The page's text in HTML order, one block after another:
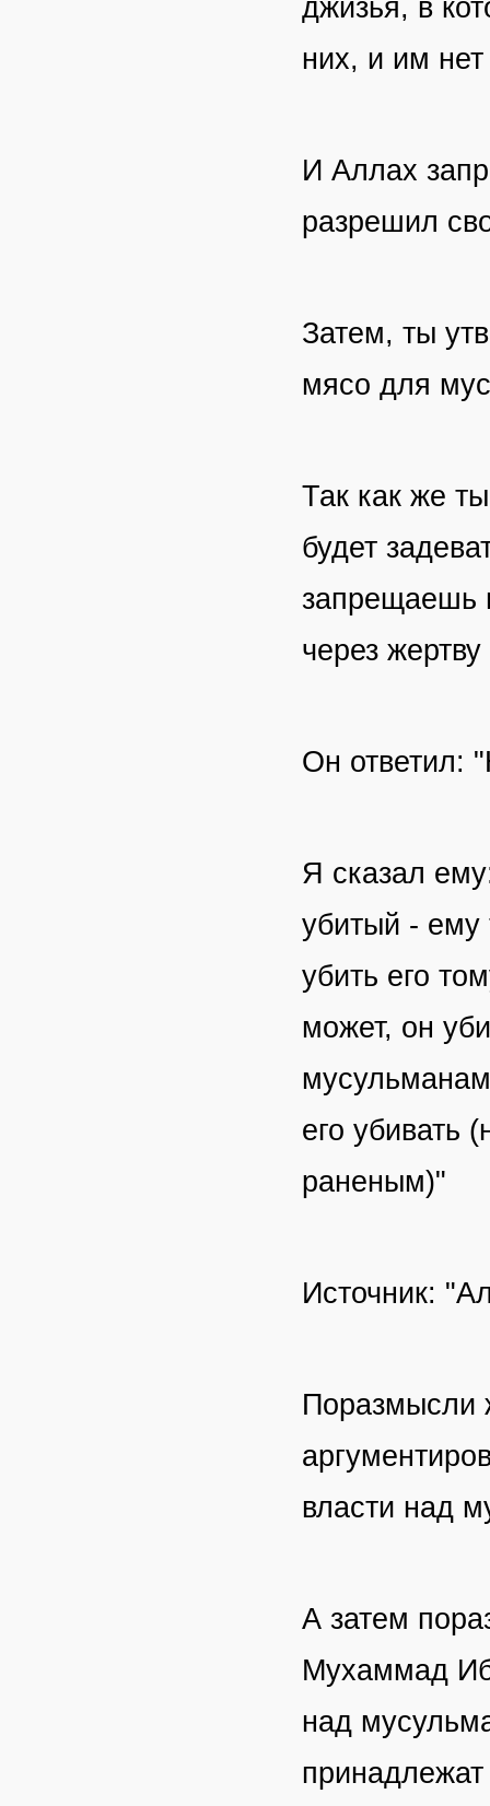
джизья, в
них, и им
И Аллах
разрешил
Затем, ты
мясо для
Так как же
будет
запрещаешь
через
Он ответил:
Я сказал
убитый - ему
убить его
может, он
его убивать
раненым)"
Источник:
Поразмысли
власти над
А затем
Мухаммад
над